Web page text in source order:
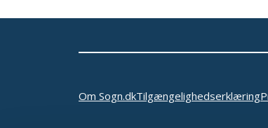
Om Sogn.dkTilgængelighedserklæring